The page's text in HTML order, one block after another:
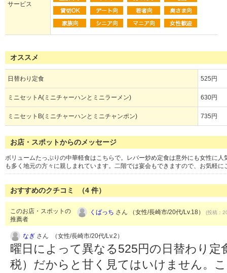
サービス
オススメ
日替わり定食 525円
ミニセットA(ミニチャーハンとミニラーメン) 630円
ミニセットB(ミニチャーハンとミニチャンポン) 735円
お店・スポットからのメッセージ
ボリュームたっぷりの中華軽食はこちらで。レバー炒め定食は意外にも女性に
も多く地元の方々に親しまれています。二階では宴会もできますので、お気軽に
おすすめのクチコミ （4 件）
このお店・スポットの
推薦者
くばっち さん （女性/長崎市/20代/Lv.18） (投稿：
なぎ さん （女性/長崎市/20代/Lv.2）
曜日によって異なる525円の日替わり定
税）だからと甘く見てはいけません。